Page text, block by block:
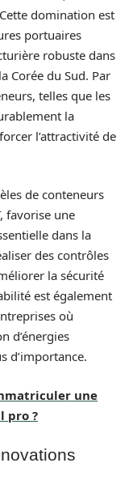
domination est
portuaires
robuste dans
Corée du Sud. Par
telles que les
la
l’attractivité de
de conteneurs
favorise une
dans la
des contrôles
la sécurité
est également
où
d’énergies
d’importance.
une
pro ?